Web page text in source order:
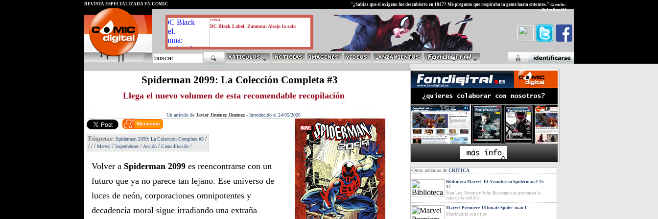
critica
DC Black Label. Zatanna: Abajo la sala
REVISTA ESPECIALIZADA EN CÓMIC "¿Sabías que el oxigeno fue descubierto en 1847? Me pregunto que respiraba la gente hasta entonces." Groucho /
Dylan Dog #10
Spiderman 2099: La Colección Completa #3
Llega el nuevo volumen de esta recomendable recopilación
Un artículo de Javier Jiménez Jiménez- Introducido el 24/05/2026
Etiquetas: Spiderman 2099: La Colección Completa #3 /
///Marvel /Superhéroes / Acción /CienciFicción /
Volver a Spiderman 2099 es reencontrarse con un
futuro que ya no parece tan lejano. Ese universo de
luces de neón, corporaciones omnipotentes y
decadencia moral sigue irradiando una extraña
·Otros artículos de CRITICA
Biblioteca Marvel. El Asombroso Spiderman # 15-
17
Stan Lee, Romita y John Buscema nos presentan la
saga de la tablilla
Marvel Premiere. Ultimate Spider-man 1
Matrimonio con hijos